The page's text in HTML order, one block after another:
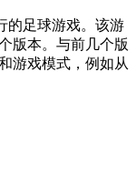
的足球游戏。该游
版本。与前几个版
游戏模式，例如从